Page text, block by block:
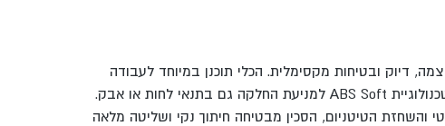
דיוק ובטיחות מקסימלית. הכלי תוכנן במיוחד לעבודה
אינטנסיבית בשטח וכולל ידית בטכנולוגיית ABS Soft למניעת החלקה גם בתנאי לחות או אבק.
והשחזת הטיטניום, הסכין מבטיחה חיתוך נקי ושליטה מלאה